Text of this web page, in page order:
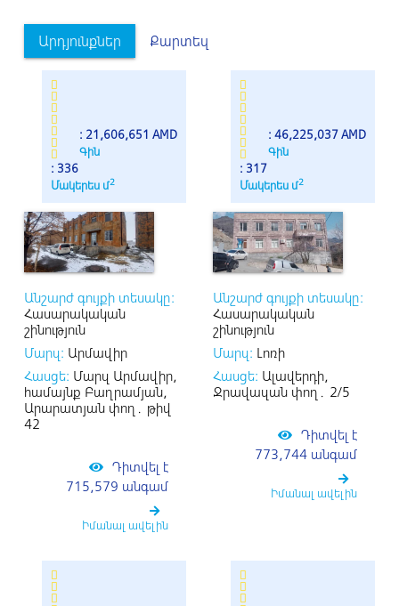
Արդյունքներ Քարտեզ
Գին
: 21,606,651 AMD
Մակերես մ2
: 336
Անշարժ գույքի տեսակը:
Հասարակական
շինություն
Մարզ: Արմավիր
Հասցե: Մարզ Արմավիր,
համայնք Բաղրամյան,
Արարատյան փող․ թիվ
42
Դիտվել է
715,579 անգամ
Իմանալ ավելին
Գին
: 46,225,037 AMD
Մակերես մ2
: 317
Անշարժ գույքի տեսակը:
Հասարակական
շինություն
Մարզ: Լոռի
Հասցե: Ալավերդի,
Ջրավազան փող․ 2/5
Դիտվել է
773,744 անգամ
Իմանալ ավելին